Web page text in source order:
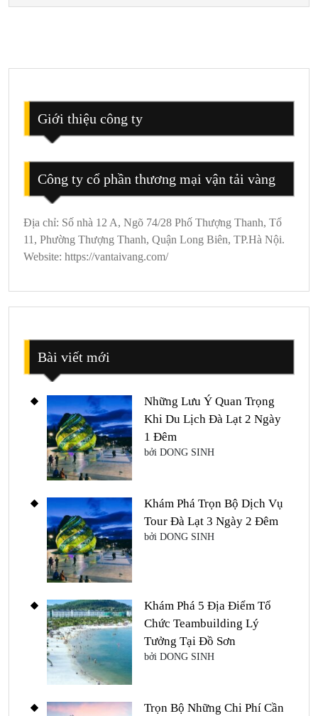
Thác
Du
Giới thiệu công ty
Công ty cổ phần thương mại vận tải vàng
Địa chỉ: Số nhà 12 A, Ngõ 74/28 Phố Thượng Thanh, Tổ
11, Phường Thượng Thanh, Quận Long Biên, TP.Hà Nội.
Website: https://vantaivang.com/
Bài viết mới
Những Lưu Ý Quan Trọng
Khi Du Lịch Đà Lạt 2 Ngày
1 Đêm
bởi DONG SINH
Khám Phá Trọn Bộ Dịch Vụ
Tour Đà Lạt 3 Ngày 2 Đêm
bởi DONG SINH
Khám Phá 5 Địa Điểm Tổ
Chức Teambuilding Lý
Tưởng Tại Đồ Sơn
bởi DONG SINH
Trọn Bộ Những Chi Phí Cần